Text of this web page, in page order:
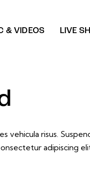
& VIDEOS LIVE
vehicula risus.
adipiscing